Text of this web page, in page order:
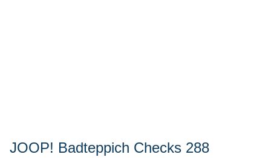
JOOP! Badteppich Checks 288